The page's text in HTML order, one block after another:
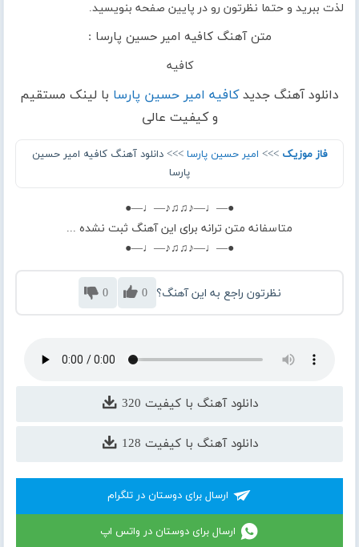
لذت ببرید و حتما نظرتون رو در پایین صفحه بنویسید.
متن آهنگ کافیه امیر حسین پارسا :
کافیه
دانلود آهنگ جدیدکافیه امیر حسین پارسا با لینک مستقیم
و کیفیت عالی
فاز موزیک >>> امیر حسین پارسا >>> دانلود آهنگ کافیه امیر حسین
پارسا
●—♩—♪♫♫♪—♩—●
متاسفانه متن ترانه برای این آهنگ ثبت نشده ...
●—♩—♪♫♫♪—♩—●
نظرتون راجع به این آهنگ؟ 0
0
دانلود آهنگ با کیفیت 320
دانلود آهنگ با کیفیت 128
ارسال برای دوستان در تلگرام
ارسال برای دوستان در واتس اپ